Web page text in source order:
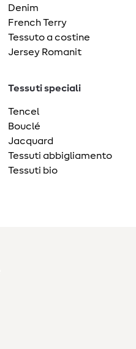
Denim
French Terry
Tessuto a costine
Jersey Romanit
Tessuti speciali
Tencel
Bouclé
Jacquard
Tessuti abbigliamento
Tessuti bio